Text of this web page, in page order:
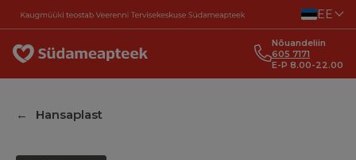
EE
Nõuandeliin
605 7171
E-P 8.00-22.00
Hansaplast